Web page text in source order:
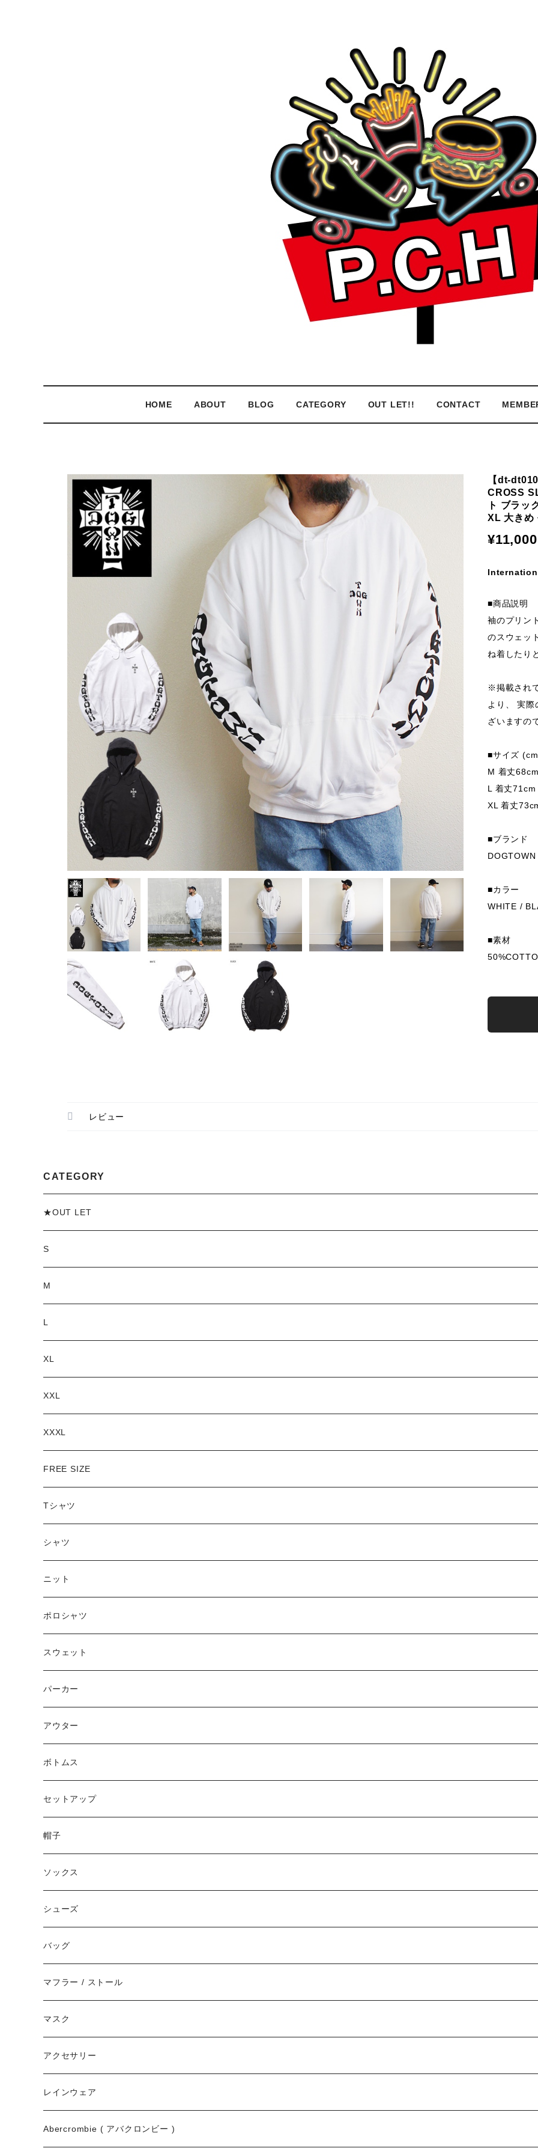
HOME ABOUT BLOG CATEGORY OUT LET!! CONTACT
【dt-
CROSS
ト ブラッ
XL 大きめ
¥11,000
■商品説明
袖のプリン
のスウェッ
ね着したり
※掲載され
より、 実
ざいますの
■サイズ
M 着丈
L 着丈
XL 着丈
■ブランド
■カラー
WHITE /
■素材
レビュー
CATEGORY
★OUT LET
S
M
L
XL
XXL
XXXL
FREE SIZE
Tシャツ
半袖
ロングTシャツ
タンクトップ
シャツ
ニット
ポロシャツ
スウェット
トップス
パンツ
パーカー
アウター
ジャケット
コート
ダウン
ベスト
ボトムス
ロングパンツ
ハーフパンツ
デニムパンツ
セットアップ
帽子
ニット帽 / ビーニー
キャップ
ハット
ソックス
シューズ
スニーカー
サンダル
ブーツ
バッグ
エコバッグ / マーケットバッグ
ショルダーバッグ
トートバッグ
ボディバッグ
バックパック
マフラー / ストール
マスク
アクセサリー
ネックレス
指輪
レインウェア
Abercrombie ( アバクロンビー )